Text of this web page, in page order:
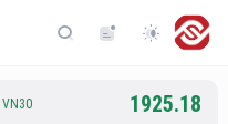
VN30 1925.18